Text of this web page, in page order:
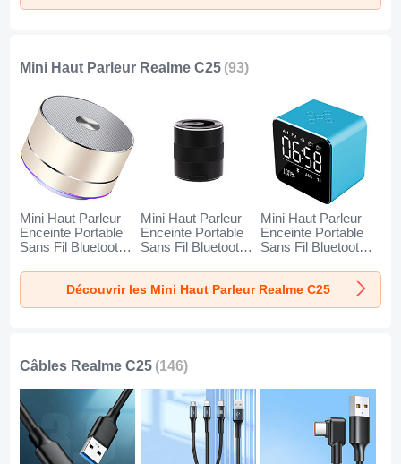
Mini Haut Parleur Realme C25 (93)
Mini Haut Parleur
Enceinte Portable
Sans Fil Bluetooth
pour Realme C25
Mini Haut Parleur
Enceinte Portable
Sans Fil Bluetooth
pour Realme C25
Noir
Mini Haut Parleur
Enceinte Portable
Sans Fil Bluetooth
pour Realme C25
Bleu
Découvrir les Mini Haut Parleur Realme C25
Câbles Realme C25 (146)